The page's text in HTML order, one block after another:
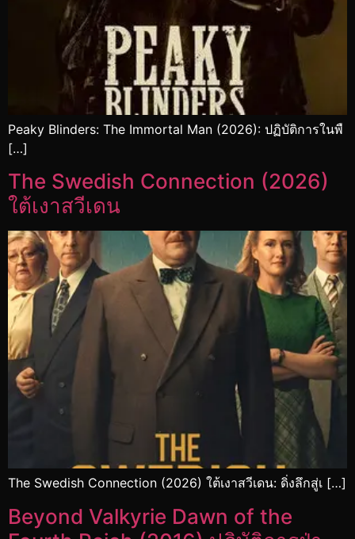
Peaky Blinders: The Immortal Man (2026): ปฏิบัติการในพื
[…]
The Swedish Connection (2026)
ใต้เงาสวีเดน
The Swedish Connection (2026) ใต้เงาสวีเดน: ดิ่งลึกสู่เ […]
Beyond Valkyrie Dawn of the